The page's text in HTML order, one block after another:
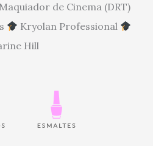
Maquiador de Cinema (DRT)
Kryolan Professional
Hill